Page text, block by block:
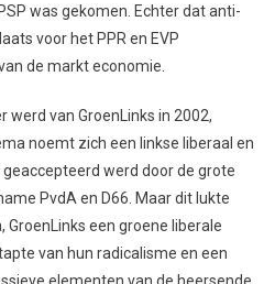
was gekomen. Echter dat anti-
voor het PPR en EVP
de markt economie.
werd van GroenLinks in 2002,
noemt zich een linkse liberaal en
werd door de grote
PvdA en D66. Maar dit lukte
een groene liberale
van hun radicalisme en een
elementen van de heersende